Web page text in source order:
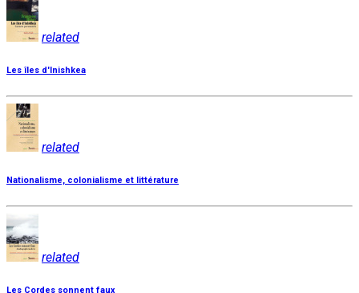
related
Les îles d'Inishkea
related
Nationalisme, colonialisme et littérature
related
Les Cordes sonnent faux